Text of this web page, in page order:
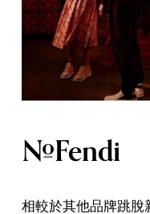
#Fendi
相較於其他品牌跳脫